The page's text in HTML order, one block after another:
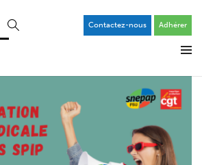
Contactez-nous Adhérer